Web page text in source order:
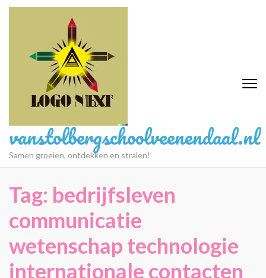
Ga
vanstolbergschoolveenendaal.nl
Samen groeien, ontdekken en stralen!
Tag: bedrijfsleven
communicatie
wetenschap technologie
internationale contacten